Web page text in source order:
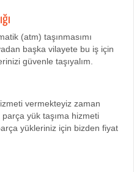
(atm) taşınmasımı
başka vilayete bu iş için
güvenle taşıyalım.
vermekteyiz zaman
parça yük taşıma hizmeti
yükleriniz için bizden fiyat